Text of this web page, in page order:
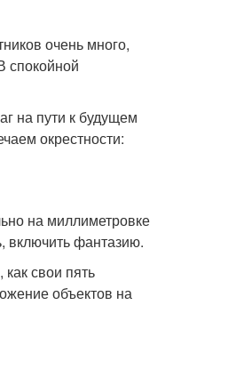
очень много,
спокойной
на пути к будущем
окрестности:
на миллиметровке
фантазию.
свои пять
объектов на